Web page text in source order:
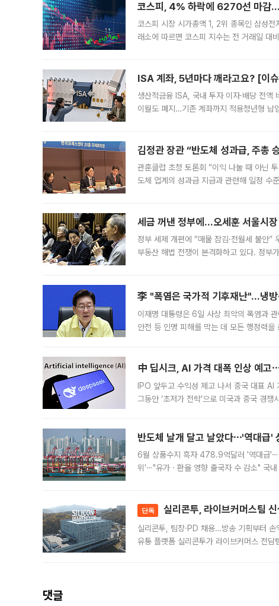
코스피, 4% 하락에 6270선 마감
코스피 시장 시가총액 1, 2위 종목인 삼성
래소에 따르면 코스피 지수는 전 거래일
ISA 계좌, 5년마다 깨라고요? [이
생산적금융 ISA, 국내 투자 이자·배당 전
이월도 폐지…기존 계좌까지 적용청년형
김정관 장관 “반도체 성과급, 주총
관훈클럽 초청 토론회 “이익 나눌 때 아닌
도체 업계의 성과급 지급과 관련해 일정 수
세금 꺼낸 정부에…오세훈 서울시
정부 세제 개편에 “매물 잠김·전월세 불안”
부동산 해법 전쟁이 본격화하고 있다. 정부
李 "폭염은 국가적 기후재난"…냉
이재명 대통령은 6일 사상 최악의 폭염과
안전 등 인명 피해를 막는 데 모든 행정력
中 딥시크, AI 가격 대폭 인상 예고
IPO 앞두고 수익성 제고 나서 중국 대표
그동안 ‘초저가 전략’으로 미국과 중국 경
반도체 날개 달고 날았다⋯'역대급
6월 상품수지 흑자 478.9억달러 '역대급
위'⋯"유가ㆍ환율 영향 출국자 수 감소" 국
단독 실리콘투, 라이브커머스팀
실리콘투, 팀장·PD 채용…방송 기획부터 손
유통 플랫폼 실리콘투가 라이브커머스 전
댓글